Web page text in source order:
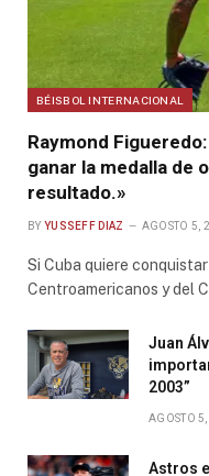
BÉISBOL INTERNACIONAL
Raymond
ganar la medalla de
resultado.»
BY YUSSEFF DIAZ AGOSTO 5,
Si Cuba quiere
Centroamericanos y del
Juan
2003”
AGOSTO
Astros